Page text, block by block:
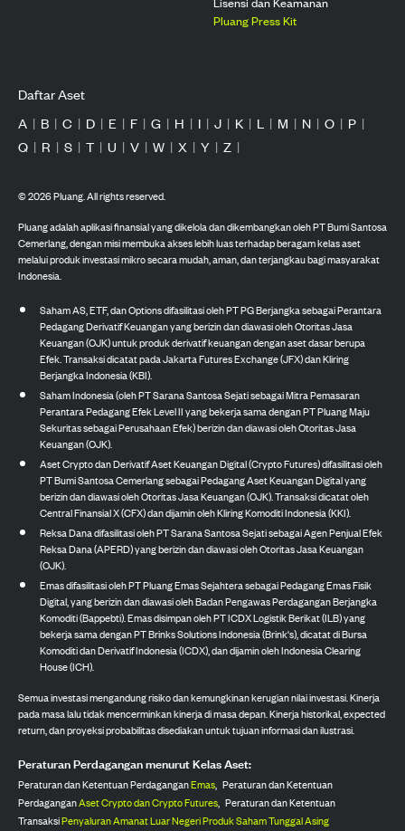
Pluang Press Kit
Daftar Aset
A | B | C | D | E | F | G | H | I | J | K | L | M | N | O | P |
Q | R | S | T | U | V | W | X | Y | Z |
©2026Pluang. All rights reserved.
Pluang adalah aplikasi finansial yang dikelola dan dikembangkan oleh PT Bumi Santosa
Cemerlang, dengan misi membuka akses lebih luas terhadap beragam kelas aset
melalui produk investasi mikro secara mudah, aman, dan terjangkau bagi masyarakat
Indonesia.
Saham AS, ETF, dan Options difasilitasi oleh PT PG Berjangka sebagai Perantara
Pedagang Derivatif Keuangan yang berizin dan diawasi oleh Otoritas Jasa
Keuangan (OJK) untuk produk derivatif keuangan dengan aset dasar berupa
Efek. Transaksi dicatat pada Jakarta Futures Exchange (JFX) dan Kliring
Berjangka Indonesia (KBI).
Saham Indonesia (oleh PT Sarana Santosa Sejati sebagai Mitra Pemasaran
Perantara Pedagang Efek Level II yang bekerja sama dengan PT Pluang Maju
Sekuritas sebagai Perusahaan Efek) berizin dan diawasi oleh Otoritas Jasa
Keuangan (OJK).
Aset Crypto dan Derivatif Aset Keuangan Digital (Crypto Futures) difasilitasi oleh
PT Bumi Santosa Cemerlang sebagai Pedagang Aset Keuangan Digital yang
berizin dan diawasi oleh Otoritas Jasa Keuangan (OJK). Transaksi dicatat oleh
Central Finansial X (CFX) dan dijamin oleh Kliring Komoditi Indonesia (KKI).
Reksa Dana difasilitasi oleh PT Sarana Santosa Sejati sebagai Agen Penjual Efek
Reksa Dana (APERD) yang berizin dan diawasi oleh Otoritas Jasa Keuangan
(OJK).
Emas difasilitasi oleh PT Pluang Emas Sejahtera sebagai Pedagang Emas Fisik
Digital, yang berizin dan diawasi oleh Badan Pengawas Perdagangan Berjangka
Komoditi (Bappebti). Emas disimpan oleh PT ICDX Logistik Berikat (ILB) yang
bekerja sama dengan PT Brinks Solutions Indonesia (Brink's), dicatat di Bursa
Komoditi dan Derivatif Indonesia (ICDX), dan dijamin oleh Indonesia Clearing
House (ICH).
Semua investasi mengandung risiko dan kemungkinan kerugian nilai investasi. Kinerja
pada masa lalu tidak mencerminkan kinerja di masa depan. Kinerja historikal, expected
return, dan proyeksi probabilitas disediakan untuk tujuan informasi dan ilustrasi.
Peraturan Perdagangan menurut Kelas Aset:
Peraturan dan Ketentuan PerdaganganEmas, Peraturan dan Ketentuan
PerdaganganAset Crypto dan Crypto Futures, Peraturan dan Ketentuan
TransaksiPenyaluran Amanat Luar Negeri Produk Saham Tunggal Asing